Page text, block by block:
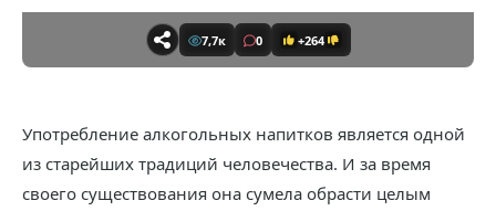
7,7к 0 +264
Употребление алкогольных напитков является одной
из старейших традиций человечества. И за время
своего существования она сумела обрасти целым